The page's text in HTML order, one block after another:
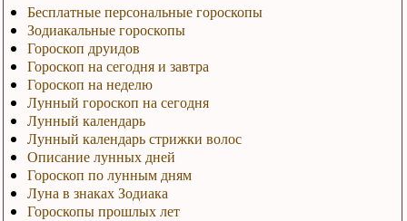
Бесплатные персональные гороскопы
Зодиакальные гороскопы
Гороскоп друидов
Гороскоп на сегодня и завтра
Гороскоп на неделю
Лунный гороскоп на сегодня
Лунный календарь
Лунный календарь стрижки волос
Описание лунных дней
Гороскоп по лунным дням
Луна в знаках Зодиака
Гороскопы прошлых лет